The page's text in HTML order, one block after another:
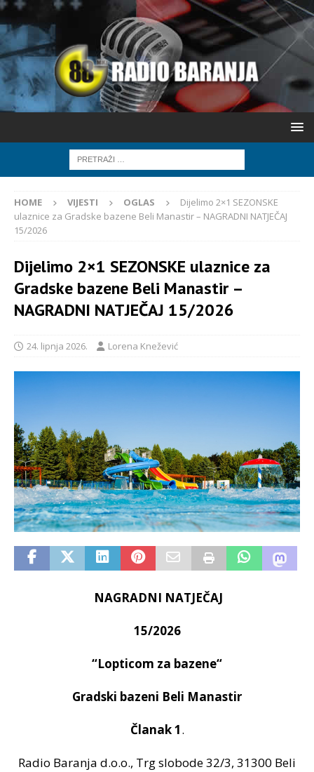
HOME VIJESTI OGLAS
Dijelimo 2×1 SEZONSKE
ulaznice za Gradske bazene Beli Manastir – NAGRADNI NATJEČAJ
15/2026
Dijelimo 2×1 SEZONSKE ulaznice za
Gradske bazene Beli Manastir –
NAGRADNI NATJEČAJ 15/2026
24. lipnja 2026. Lorena Knežević
NAGRADNI NATJEČAJ
15/2026
“Lopticom za bazene“
Gradski bazeni Beli Manastir
Članak 1.
Radio Baranja d.o.o., Trg slobode 32/3, 31300 Beli